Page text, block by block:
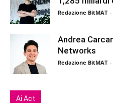
Redazione BitMAT -
Andrea
Networks
Redazione BitMAT -
Ai Act